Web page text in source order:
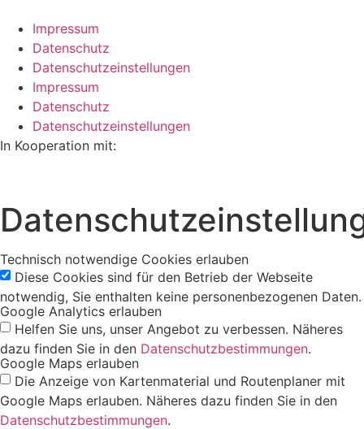
Impressum
Datenschutz
Datenschutzeinstellungen
Impressum
Datenschutz
Datenschutzeinstellungen
In Kooperation mit:
Technisch notwendige Cookies erlauben
Diese Cookies sind für den Betrieb der Webseite
notwendig, Sie enthalten keine personenbezogenen Daten.
Google Analytics erlauben
Helfen Sie uns, unser Angebot zu verbessen. Näheres
dazu finden Sie in den Datenschutzbestimmungen.
Google Maps erlauben
Die Anzeige von Kartenmaterial und Routenplaner mit
Google Maps erlauben. Näheres dazu finden Sie in den
Datenschutzbestimmungen.